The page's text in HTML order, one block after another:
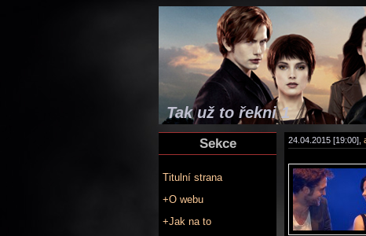
Tak už to řekni 1
Sekce
Titulní strana
+O webu
+Jak na to
24.04.2015 [19:00],